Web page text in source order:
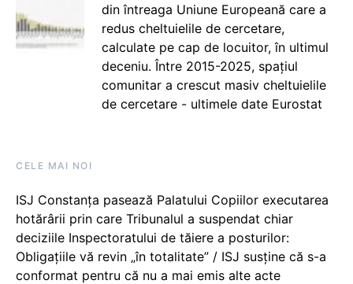
din întreaga Uniune Europeană care a
redus cheltuielile de cercetare,
calculate pe cap de locuitor, în ultimul
deceniu. Între 2015-2025, spațiul
comunitar a crescut masiv cheltuielile
de cercetare - ultimele date Eurostat
CELE MAI NOI
ISJ Constanța pasează Palatului Copiilor executarea
hotărârii prin care Tribunalul a suspendat chiar
deciziile Inspectoratului de tăiere a posturilor:
Obligațiile vă revin „în totalitate” / ISJ susține că s-a
conformat pentru că nu a mai emis alte acte